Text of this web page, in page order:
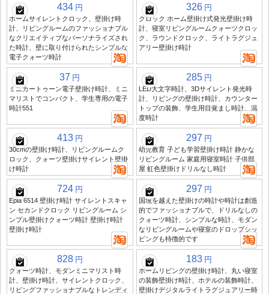
434 円
ホームサイレントクロック、壁掛け時
計、リビングルームのファッショナブル
なクリエイティブなパーソナライズされ
た時計、壁に取り付けられたシンプルな
電子クォーツ時計
326 円
クロック ホーム壁掛け式発光壁掛け時
計、寝室リビングルームクォーツクロッ
ク、ラウンドクロック、ライトラグジュ
アリー壁掛け時計
37 円
ミニカートゥーン電子壁掛け時計、ミニ
マリストでコンパクト、学生専用の電子
時計551
285 円
LED大文字時計、3Dサイレント発光時
計、リビングの壁掛け時計、カウンター
トップの装飾、学生用目覚まし時計、温
度時計
413 円
30cmの壁掛け時計、リビングルームク
ロック、クォーツ壁掛けサイレント壁掛
け時計
297 円
幼児教育 子ども学習壁掛け時計 静かな
リビングルーム 家庭用寝室時計 子供部
屋 虹色壁掛けドリルなし時計
724 円
Epla 6514 壁掛け時計 サイレントスキャ
ン セカンドクロック リビングルーム シ
ンプル壁掛けクォーツ時計 壁掛け時計
壁掛け時計
297 円
国境を越えた壁掛けの時計や時計は創造
的でファッショナブルで、ドリルなしの
クォーツ時計、シンプルな時計、モダン
なリビングルームや寝室のドロップシッ
ピングも特徴的です
828 円
クォーツ時計、モダンミニマリスト時
計、壁掛け時計、サイレントクロック、
リビングファッショナブルなトレンディ
183 円
ホームリビングの壁掛け時計、丸い寝室
の装飾壁掛け時計、ホテルの装飾時計、
壁掛けデジタルライトラグジュアリー時